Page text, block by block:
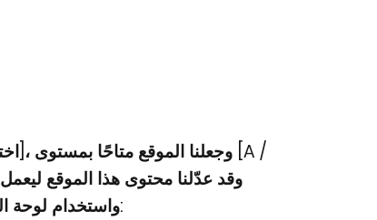
واستخدام لوحة المفاتيح. وفي إطار هذا الجهد، قمنا أيضًا [بإزالة المعلومات غير ذات الصلة] بما يلي: